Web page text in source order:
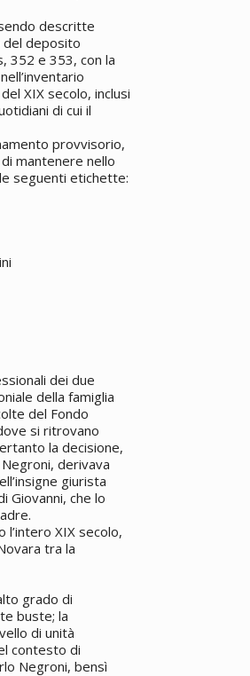
descritte
del deposito
352 e 353, con la
XIX secolo, inclusi
di cui il
provvisorio,
mantenere nello
seguenti etichette:
dei due
della famiglia
del Fondo
si ritrovano
la decisione,
derivava
giurista
Giovanni, che lo
XIX secolo,
tra la
grado di
buste; la
di unità
contesto di
Negroni, bensì